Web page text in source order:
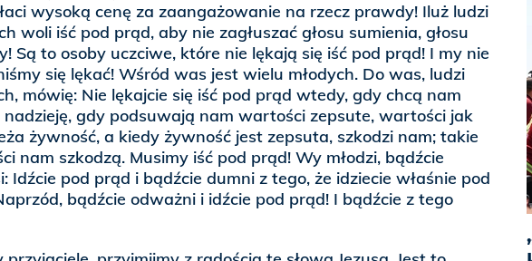
wysoką cenę za zaangażowanie na rzecz prawdy! Iluż ludzi
woli iść pod prąd, aby nie zagłuszać głosu sumienia, głosu
Są to osoby uczciwe, które nie lękają się iść pod prąd! I my nie
się lękać! Wśród was jest wielu młodych. Do was, ludzi
mówię: Nie lękajcie się iść pod prąd wtedy, gdy chcą nam
nadzieję, gdy podsuwają nam wartości zepsute, wartości jak
żywność, a kiedy żywność jest zepsuta, szkodzi nam; takie
nam szkodzą. Musimy iść pod prąd! Wy młodzi, bądźcie
Idźcie pod prąd i bądźcie dumni z tego, że idziecie właśnie pod
bądźcie odważni i idźcie pod prąd! I bądźcie z tego